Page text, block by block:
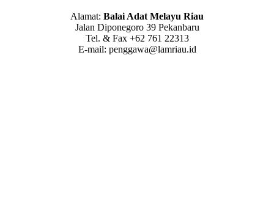
Alamat: Balai Adat Melayu Riau
Jalan Diponegoro 39 Pekanbaru
Tel. & Fax +62 761 22313
E-mail: penggawa@lamriau.id